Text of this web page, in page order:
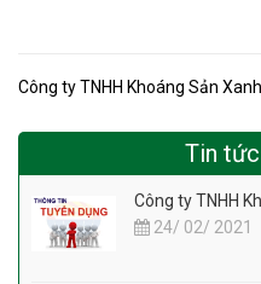
Công ty TNHH Khoáng Sản
Tin
Công ty TNHH
24/ 02/ 2021